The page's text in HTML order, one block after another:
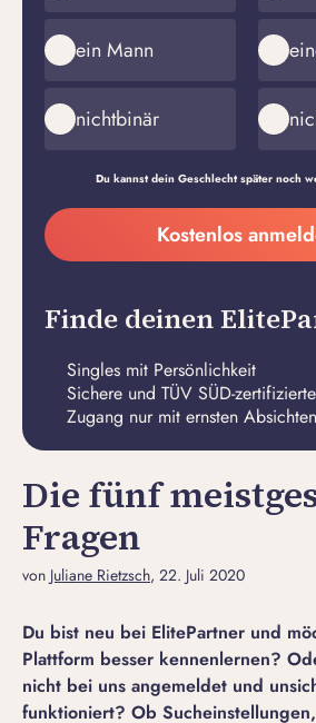
ein Mann
nichtbinär
Du kannst dein Geschlecht später noch
Meine
E-
Adresse
erstellen
Kostenlos
Finde deinen
Singles mit Persönlichkeit
Sichere und TÜV SÜD-
Zugang nur mit ernsten Absichten
Die fünf
Fragen
von Juliane Rietzsch, 22. Juli 2020
Du bist neu bei ElitePartner und
Plattform besser kennenlernen?
nicht bei uns angemeldet und
funktioniert? Ob